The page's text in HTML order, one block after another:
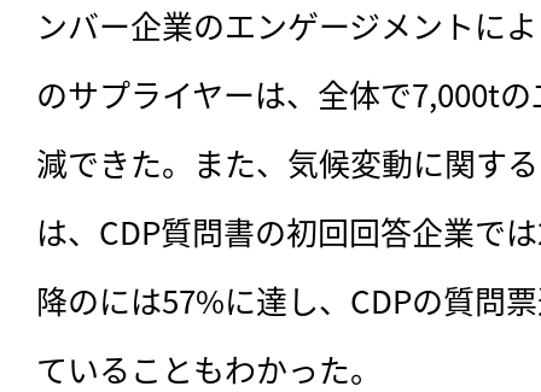
ンバー企業のエンゲージメントに
のサプライヤーは、全体で7,000t
減できた。また、気候変動に関す
は、CDP質問書の初回回答企業で
降のには57%に達し、CDPの質問
ていることもわかった。